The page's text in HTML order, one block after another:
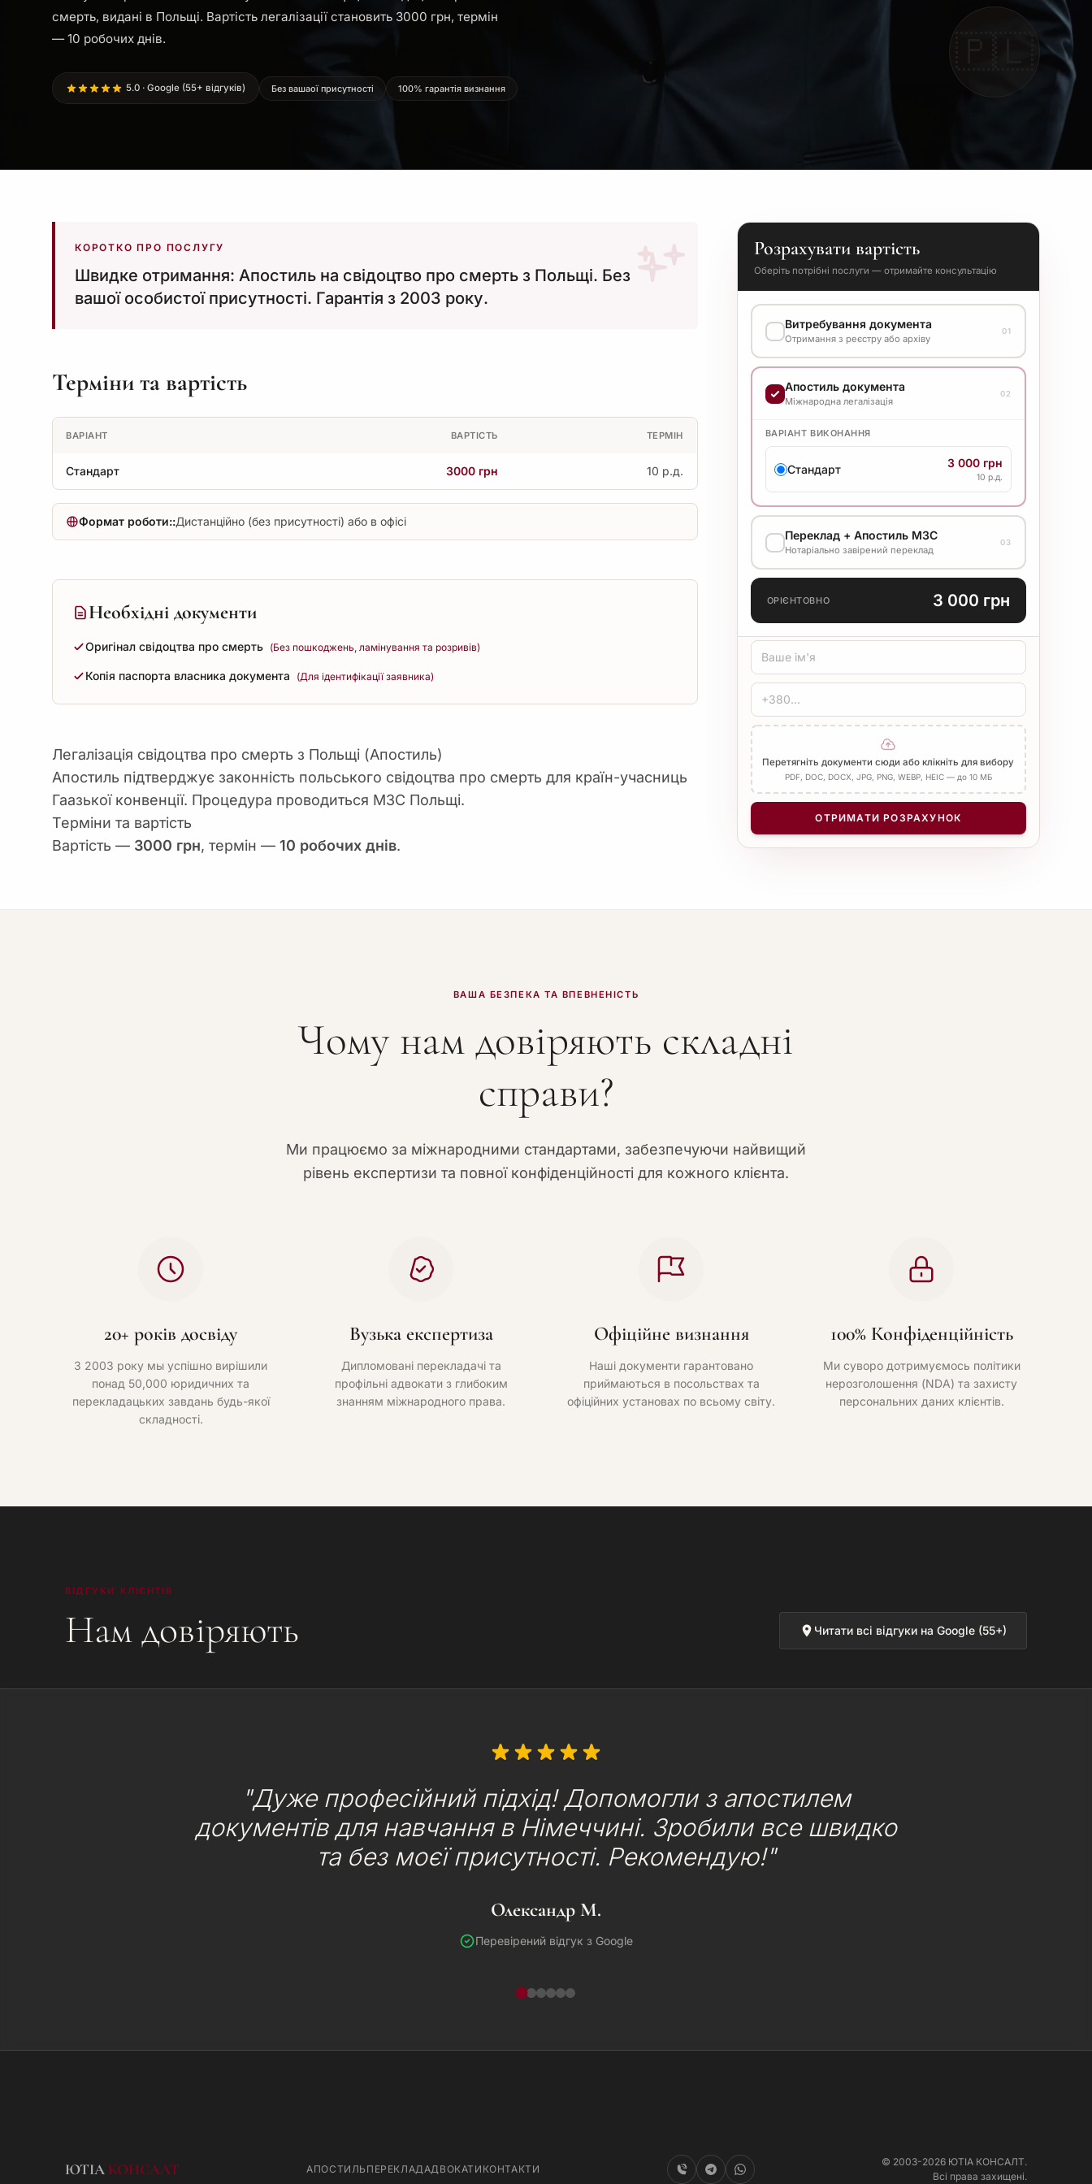
смерть, видані в Польщі. Вартість легалізації становить 3000 грн, термін
— 10 робочих днів.
5.0 · Google (55+ відгуків) Без вашаої присутності 100% гарантія визнання
КОРОТКО ПРО ПОСЛУГУ
Швидке отримання: Апостиль на свідоцтво про смерть з Польщі. Без
вашої особистої присутності. Гарантія з 2003 року.
Терміни та вартість
ВАРІАНТ ВАРТІСТЬ ТЕРМІН
Стандарт 3000 грн 10 р.д.
Формат роботи::Дистанційно (без присутності) або в офісі
Необхідні документи
Оригінал свідоцтва про смерть (Без пошкоджень, ламінування та розривів)
Копія паспорта власника документа (Для ідентифікації заявника)
Легалізація свідоцтва про смерть з Польщі (Апостиль)
Апостиль підтверджує законність польського свідоцтва про смерть для країн-учасниць
Гаазької конвенції. Процедура проводиться МЗС Польщі.
Терміни та вартість
Вартість — 3000 грн, термін — 10 робочих днів.
Розрахувати вартість
Оберіть потрібні послуги — отримайте консультацію
Витребування документа
Отримання з реєстру або архіву
01
ВАРІАНТ ВИКОНАННЯ
Стандарт 7 000 грн
Апостиль документа
Міжнародна легалізація
02
ВАРІАНТ ВИКОНАННЯ
Стандарт 3 000 грн
10 р.д.
Переклад + Апостиль МЗС
Нотаріально завірений переклад
03
ТИП ПЕРЕКЛАДУ
ЗАСВІДЧЕННЯ
Печатка бюро Нотаріус
Додати Апостиль
КІЛЬКІСТЬ СТОРІНОК
+
ОРІЄНТОВНО 3 000 грн
Перетягніть документи сюди або клікніть для вибору
PDF, DOC, DOCX, JPG, PNG, WEBP, HEIC — до 10 МБ
ОТРИМАТИ РОЗРАХУНОК
ВАША БЕЗПЕКА ТА ВПЕВНЕНІСТЬ
Чому нам довіряють складні
справи?
Ми працюємо за міжнародними стандартами, забезпечуючи найвищий
рівень експертизи та повної конфіденційності для кожного клієнта.
20+ років досвіду
З 2003 року мы успішно вирішили
понад 50,000 юридичних та
перекладацьких завдань будь-якої
складності.
Вузька експертиза
Дипломовані перекладачі та
профільні адвокати з глибоким
знанням міжнародного права.
Офіційне визнання
Наші документи гарантовано
приймаються в посольствах та
офіційних установах по всьому світу.
100% Конфіденційність
Ми суворо дотримуємось політики
нерозголошення (NDA) та захисту
персональних даних клієнтів.
ВІДГУКИ КЛІЄНТІВ
Нам довіряють Читати всі відгуки на Google (55+)
"Дуже професійний підхід! Допомогли з апостилем
документів для навчання в Німеччині. Зробили все швидко
та без моєї присутності. Рекомендую!"
Олександр М.
Перевірений відгук з Google
ЮТІА КОНСАЛТ АПОСТИЛЬ ПЕРЕКЛАДАДВОКАТИ КОНТАКТИ
© 2003-2026 ЮТІА КОНСАЛТ.
Всі права захищені.